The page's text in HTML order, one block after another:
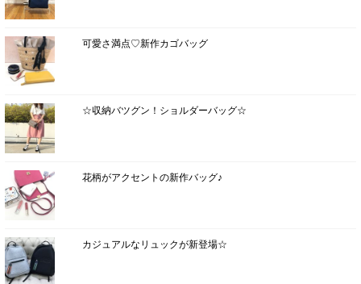
可愛さ満点♡新作カゴバッグ
☆収納バツグン！ショルダーバッグ☆
花柄がアクセントの新作バッグ♪
カジュアルなリュックが新登場☆